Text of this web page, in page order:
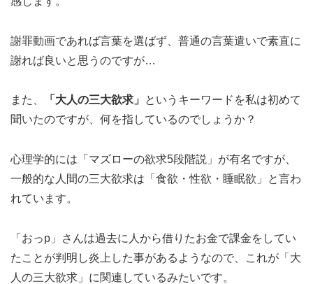
謝罪動画であれば言葉を選ばず、普通の言葉遣いで素直に
謝れば良いと思うのですが…
また、 「大人の三大欲求」
というキーワードを私は初めて
聞いたのですが、何を指しているのでしょうか？
心理学的には「マズローの欲求5段階説」が有名ですが、
一般的な人間の三大欲求は「食欲・性欲・睡眠欲」と言わ
れています。
「おっp」さんは過去に人から借りたお金で課金をしてい
たことが判明し炎上した事があるようなので、これが「大
人の三大欲求」に関連しているみたいです。